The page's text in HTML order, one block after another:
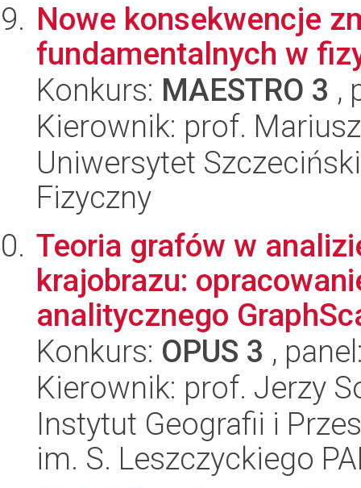
Nowe konsekwencje
fundamentalnych w
Konkurs: MAESTRO 3 ,
Kierownik: prof.
Uniwersytet
Fizyczny
Teoria grafów w
krajobrazu:
analitycznego
Konkurs: OPUS 3 ,
Kierownik: prof. Jerzy
Instytut Geografii i
im. S. Leszczyckiego